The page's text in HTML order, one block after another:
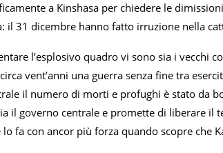
a Kinshasa per chiedere le
il 31 dicembre hanno fatto irruzione nella
l’esplosivo quadro vi sono sia i
vent’anni una guerra senza fine tra
il numero di morti e profughi è stato da
il governo centrale e promette di liberare il
fa con ancor più forza quando scopre che